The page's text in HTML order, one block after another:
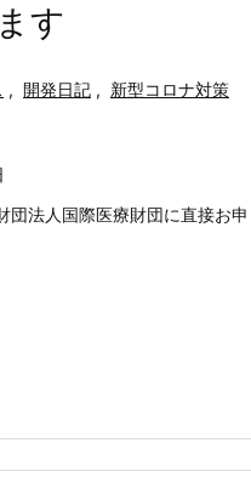
す
, 開発日記 , 新型コロナ対策
団法人国際医療財団に直接お申